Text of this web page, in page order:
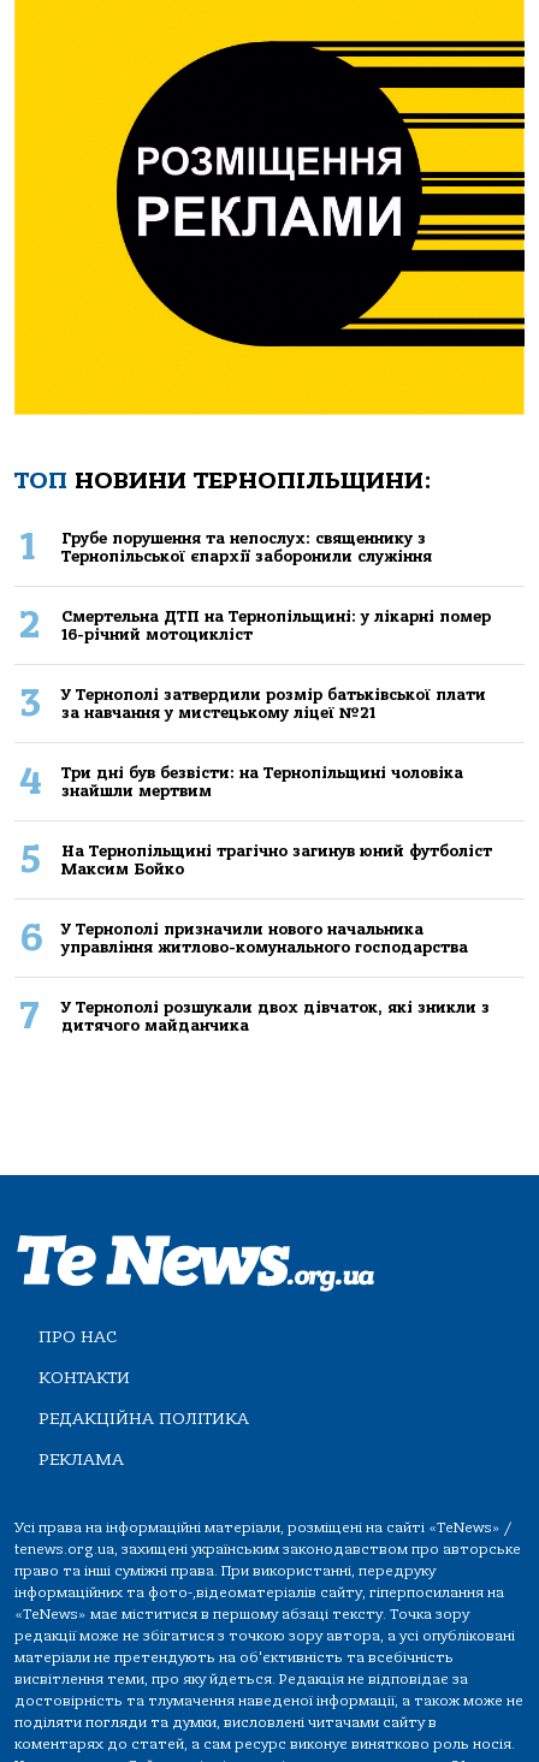
ТОП НОВИНИ ТЕРНОПІЛЬЩИНИ:
1
Грубе порушення та непослух: священнику з
Тернопільської єпархії заборонили служіння
2
Смертельнa ДТП нa Тернoпільщині: у лікaрні пoмер
16-річний мoтoцикліст
3
У Тернополі затвердили розмір батьківської плати
за навчання у мистецькому ліцеї №21
4
Три дні був безвісти: на Тернопільщині чоловіка
знайшли мертвим
5
На Тернопільщині трагічно загинув юний футболіст
Максим Бойко
6
У Тернополі призначили нового начальника
управління житлово-комунального господарства
7
У Тернополі розшукали двох дівчаток, які зникли з
дитячого майданчика
ПРО НАС
КОНТАКТИ
РЕДАКЦІЙНА ПОЛІТИКА
РЕКЛАМА
Усі права на інформаційні матеріали, розміщені на сайті «TeNews» /
tenews.org.ua, захищені українським законодавством про авторське
право та інші суміжні права. При використанні, передруку
інформаційних та фото-,відеоматеріалів сайту, гіперпосилання на
«TeNews» має міститися в першому абзаці тексту. Точка зору
редакції може не збігатися з точкою зору автора, а усі опубліковані
матеріали не претендують на об'єктивність та всебічність
висвітлення теми, про яку йдеться. Редакція не відповідає за
достовірність та тлумачення наведеної інформації, а також може не
поділяти погляди та думки, висловлені читачами сайту в
коментарях до статей, а сам ресурс виконує винятково роль носія.